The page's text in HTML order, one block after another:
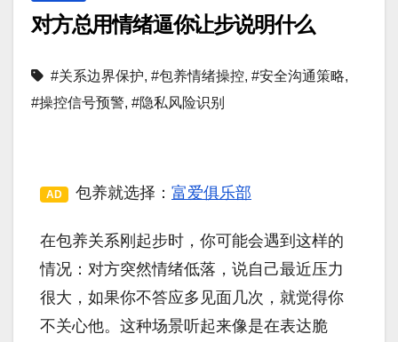
对方总用情绪逼你让步说明什么
#关系边界保护, #包养情绪操控, #安全沟通策略,
#操控信号预警, #隐私风险识别
AD 包养就选择： 富爱俱乐部
在包养关系刚起步时，你可能会遇到这样的
情况：对方突然情绪低落，说自己最近压力
很大，如果你不答应多见面几次，就觉得你
不关心他。这种场景听起来像是在表达脆